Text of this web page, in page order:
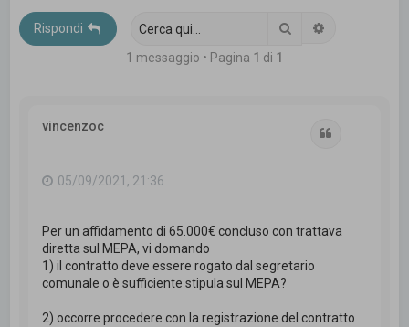
Rispondi Cerca
1 messaggio • Pagina 1 di 1
vincenzoc
05/09/2021, 21:36
Per un affidamento di 65.000€ concluso con trattava
diretta sul MEPA, vi domando
1) il contratto deve essere rogato dal segretario
comunale o è sufficiente stipula sul MEPA?
2) occorre procedere con la registrazione del contratto